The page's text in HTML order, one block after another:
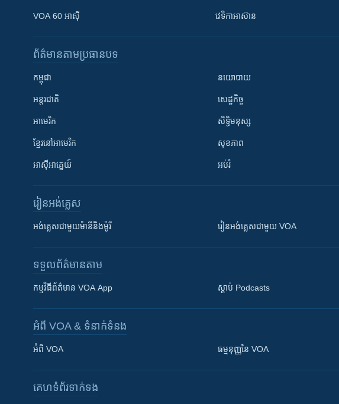
VOA 60 អាស៊ី វេទិកា​អាស៊ាន
ព័ត៌មាន​តាមប្រធានបទ​
កម្ពុជា
អន្តរជាតិ
អាមេរិក
ខ្មែរ​នៅអាមេរិក
អាស៊ីអាគ្នេយ៍
នយោបាយ
សេដ្ឋកិច្ច
សិទ្ធិមនុស្ស
សុខភាព
អប់រំ
រៀន​​អង់គ្លេស
អង់គ្លេស​ជាមួយ​ម៉ានី​និង​ម៉ូរី រៀន​​​​​​អង់គ្លេស​​ជាមួយ VOA
ទទួល​ព័ត៌មាន​តាម
កម្មវិធី​ព័ត៌មាន VOA App ស្តាប់ Podcasts
អំពី​ VOA & ទំនាក់ទំនង
អំពី​ VOA ធម្មនុញ្ញ​នៃ VOA
គេហទំព័រ​​ទាក់ទង